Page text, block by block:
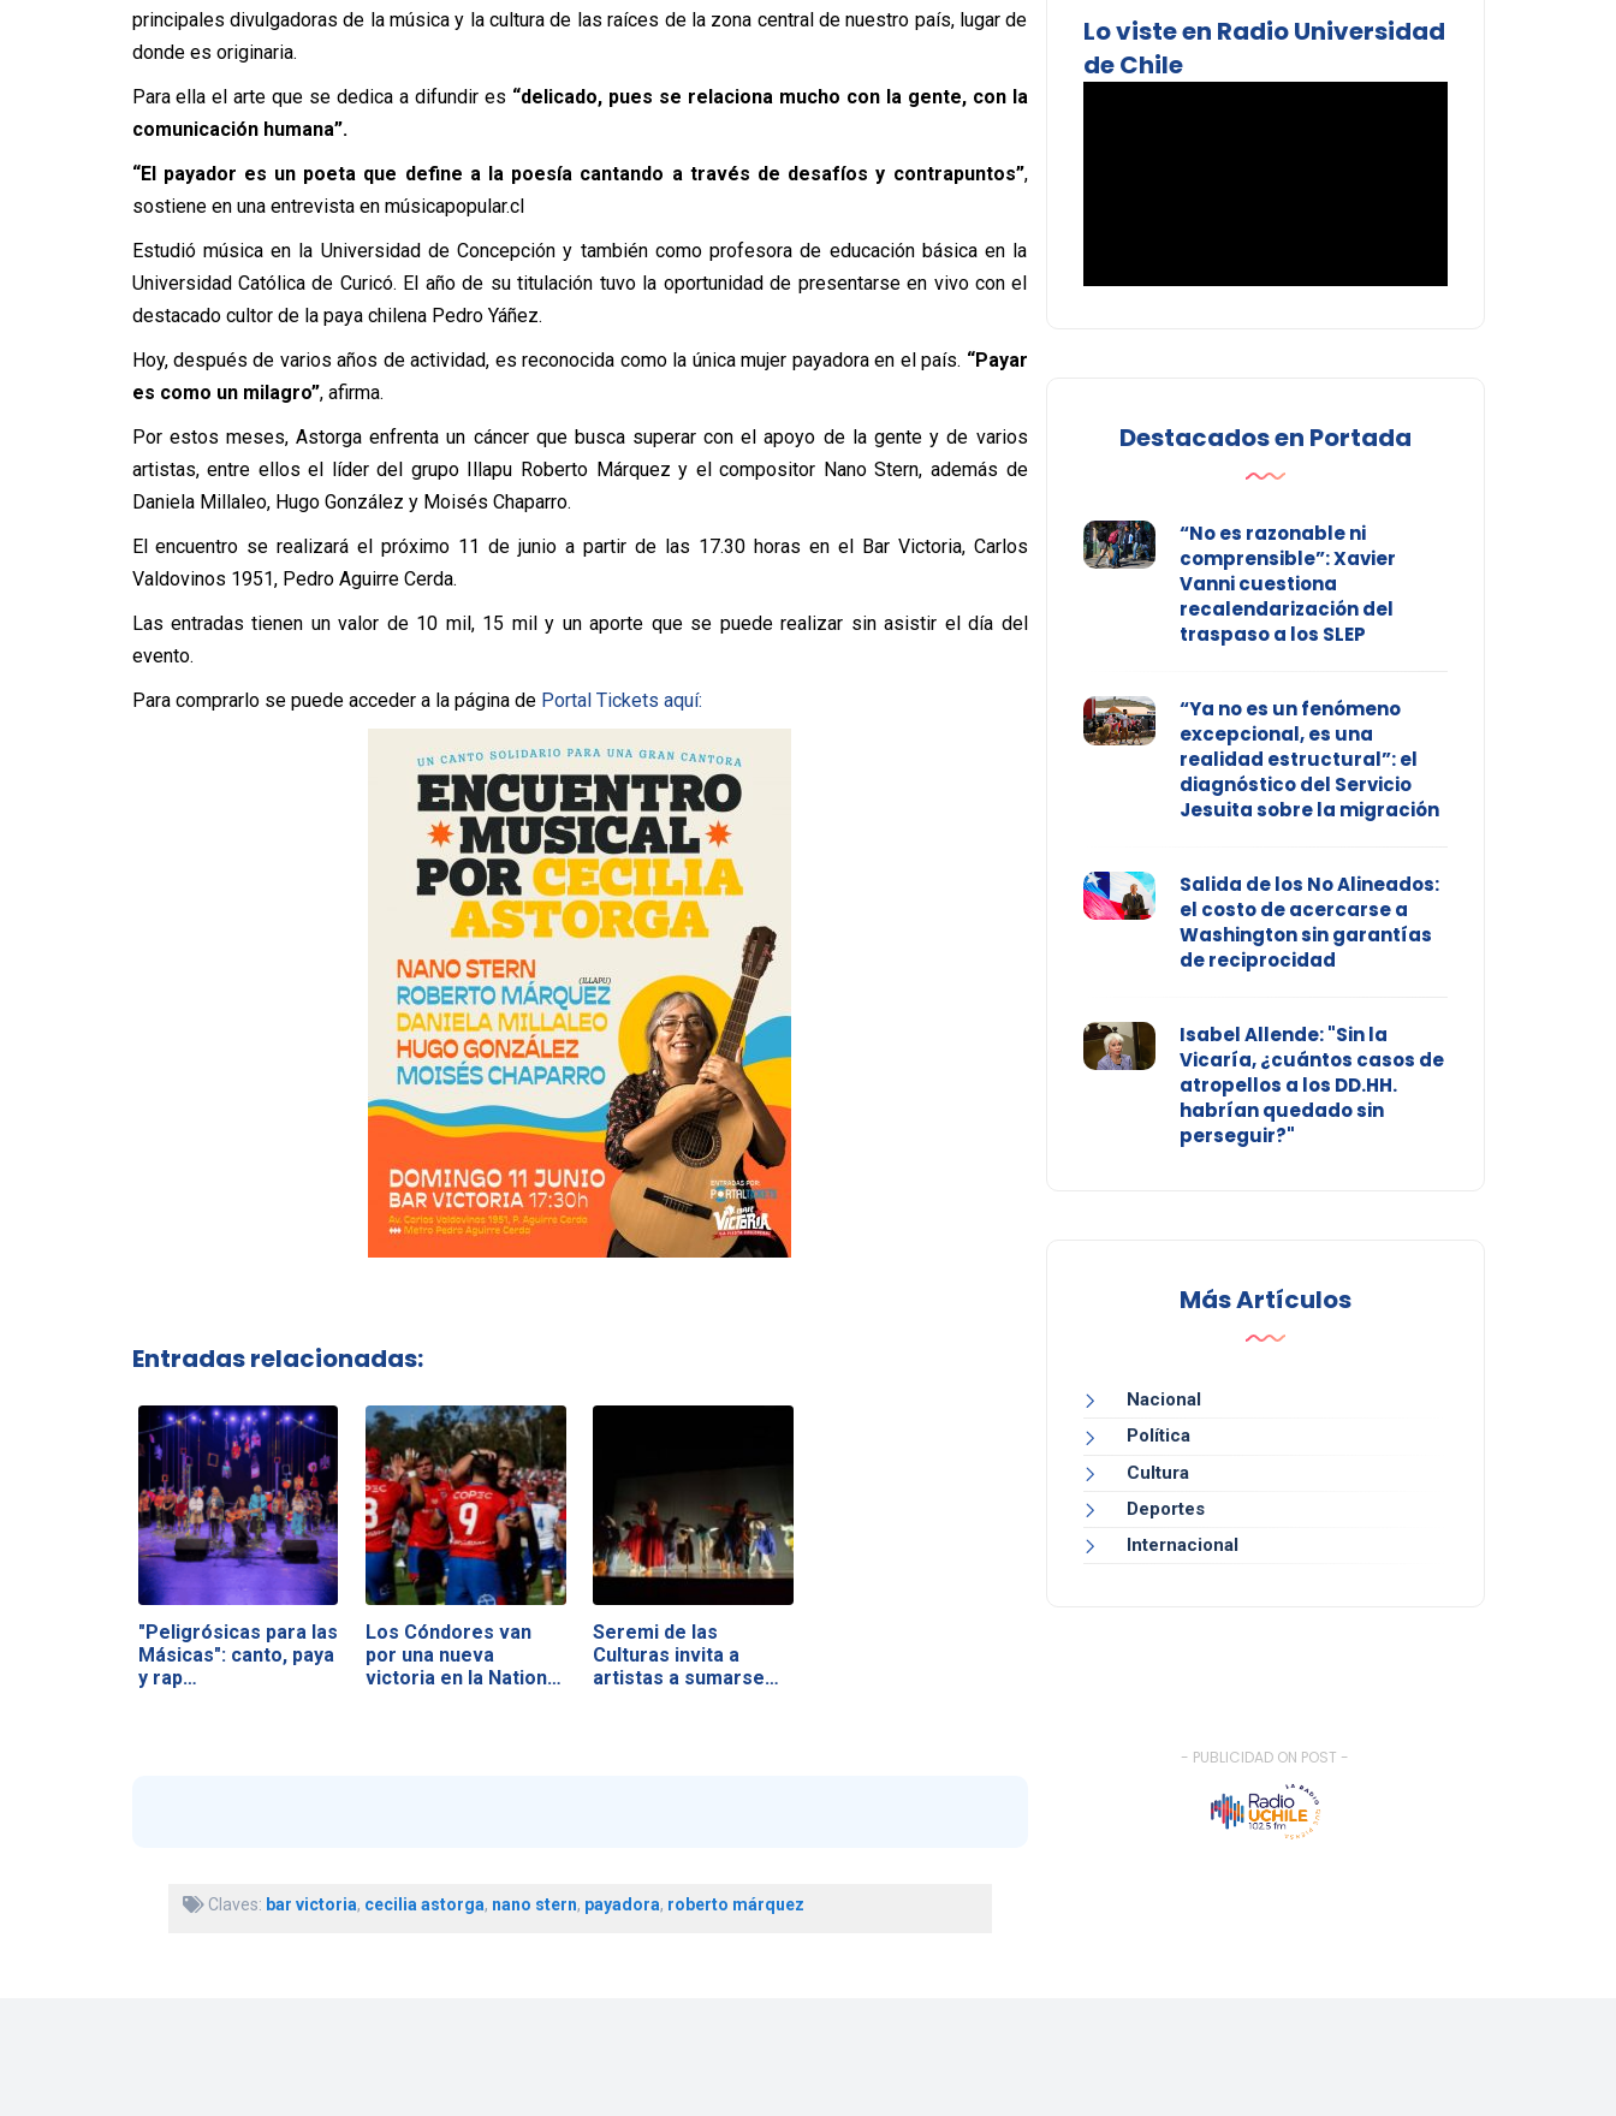
principales divulgadoras de la música y la cultura de las raíces de la zona central de nuestro país, lugar de
donde es originaria.
Para ella el arte que se dedica a difundir es “delicado, pues se relaciona mucho con la gente, con la
comunicación humana”.
“El payador es un poeta que define a la poesía cantando a través de desafíos y contrapuntos”,
sostiene en una entrevista en músicapopular.cl
Estudió música en la Universidad de Concepción y también como profesora de educación básica en la
Universidad Católica de Curicó. El año de su titulación tuvo la oportunidad de presentarse en vivo con el
destacado cultor de la paya chilena Pedro Yáñez.
Hoy, después de varios años de actividad, es reconocida como la única mujer payadora en el país. “Payar
es como un milagro”, afirma.
Por estos meses, Astorga enfrenta un cáncer que busca superar con el apoyo de la gente y de varios
artistas, entre ellos el líder del grupo Illapu Roberto Márquez y el compositor Nano Stern, además de
Daniela Millaleo, Hugo González y Moisés Chaparro.
El encuentro se realizará el próximo 11 de junio a partir de las 17.30 horas en el Bar Victoria, Carlos
Valdovinos 1951, Pedro Aguirre Cerda.
Las entradas tienen un valor de 10 mil, 15 mil y un aporte que se puede realizar sin asistir el día del
evento.
Para comprarlo se puede acceder a la página de Portal Tickets aquí:
Entradas relacionadas:
"Peligrósicas para las
Másicas": canto, paya
y rap…
Los Cóndores van
por una nueva
victoria en la Nations
Seremi de las
Culturas invita a
artistas a sumarse…
Claves: bar victoria, cecilia astorga, nano stern, payadora, roberto márquez
Lo viste en Radio Universidad
de Chile
Destacados en Portada
“No es razonable ni
comprensible”: Xavier
Vanni cuestiona
recalendarización del
traspaso a los SLEP
“Ya no es un fenómeno
excepcional, es una
realidad estructural”: el
diagnóstico del Servicio
Jesuita sobre la migración
Salida de los No Alineados:
el costo de acercarse a
Washington sin garantías
de reciprocidad
Isabel Allende: "Sin la
Vicaría, ¿cuántos casos de
atropellos a los DD.HH.
habrían quedado sin
perseguir?"
Más Artículos
Nacional
Política
Cultura
Deportes
Internacional
- PUBLICIDAD ON POST -